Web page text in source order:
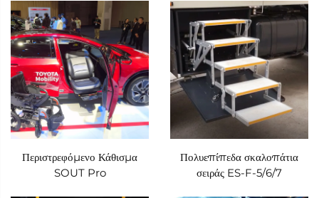
Περιστρεφόμενο Κάθισμα
SOUT Pro
Πολυεπίπεδα σκαλοπάτια
σειράς ES-F-5/6/7